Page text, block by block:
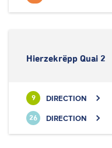
Hierzekrëpp Quai 2
9 DIRECTION
26 DIRECTION